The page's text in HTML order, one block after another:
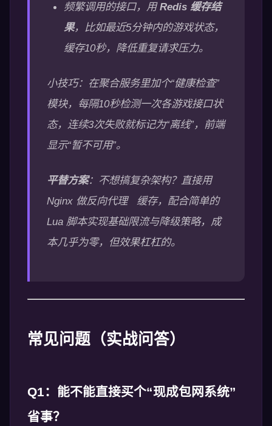
频繁调用的接口，用Redis 缓存结
果，比如最近5分钟内的游戏状态，
缓存10秒，降低重复请求压力。
小技巧：在聚合服务里加个“健康检查”
模块，每隔10秒检测一次各游戏接口状
态，连续3次失败就标记为“离线”，前端
显示“暂不可用”。
平替方案：不想搞复杂架构？直接用
Nginx 做反向代理 缓存，配合简单的
Lua 脚本实现基础限流与降级策略，成
本几乎为零，但效果杠杠的。
常见问题（实战问答）
Q1：能不能直接买个“现成包网系统”
省事？